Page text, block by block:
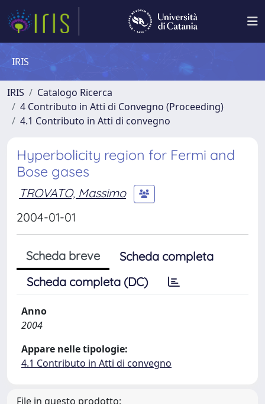
IRIS
IRIS
Catalogo Ricerca
4 Contributo in Atti di Convegno (Proceeding)
4.1 Contributo in Atti di convegno
Hyperbolicity region for Fermi and
Bose gases
TROVATO, Massimo
2004-01-01
Scheda breve
Scheda completa
Scheda completa (DC)
Anno
2004
Appare nelle tipologie:
4.1 Contributo in Atti di convegno
File in questo prodotto: